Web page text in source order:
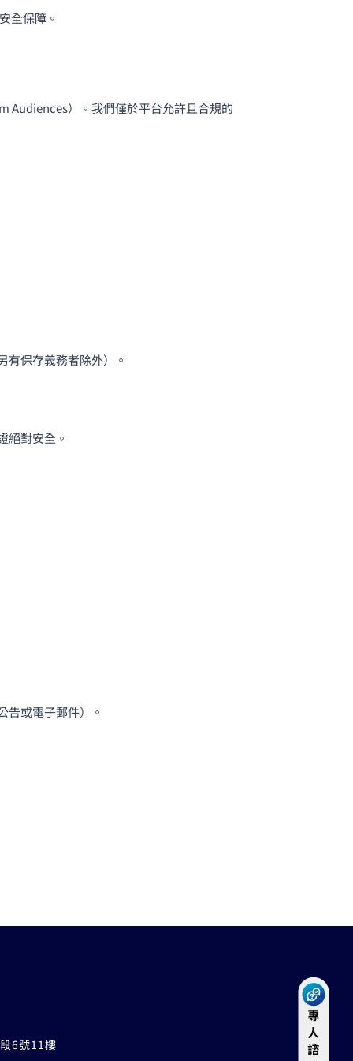
全保障。
Audiences）。我們僅於平台允許且合規的
有保存義務者除外）。
絕對安全。
告或電子郵件）。
6號11樓